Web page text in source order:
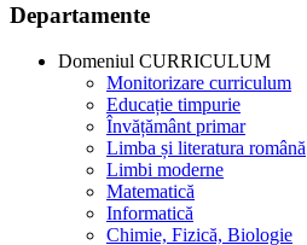
Departamente
Domeniul CURRICULUM
Monitorizare curriculum
Educație timpurie
Învățământ primar
Limba și literatura română
Limbi moderne
Matematică
Informatică
Chimie, Fizică, Biologie